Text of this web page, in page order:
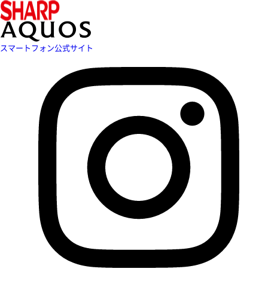
スマートフォン公式サイト